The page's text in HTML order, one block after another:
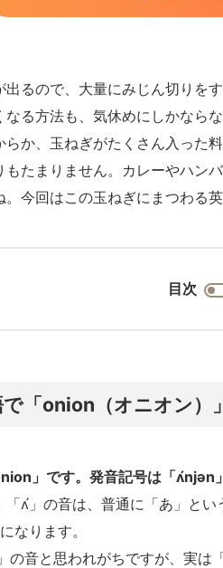
出るので、大量にみじん切りを
る方法も、気休めにしかならな
らか、玉ねぎがたくさん入った
もたまりません。カレーやハン
今回はこの玉ねぎにまつわる
目次
「onion（オニオン）
」 です。発音記号は「ʌ́njən
「ʌ́」の音は、普通に「あ」と
なります。
の音と思われがちですが、実